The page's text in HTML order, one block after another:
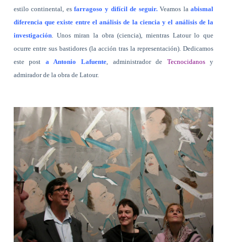
estilo continental, esfarragoso y difícil de seguir.Veamos laabismal
diferencia que existe entre el análisis de la ciencia y el análisis de la
investigación. Unos miran la obra (ciencia), mientras Latour lo que
ocurre entre sus bastidores (la acción tras la representación). Dedicamos
este post a Antonio Lafuente , administrador de Tecnocidanosy
admirador de la obra de Latour.